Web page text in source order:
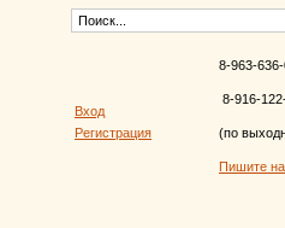
Вход
Регистрация
8-963-
8-916-
(по
Пишите